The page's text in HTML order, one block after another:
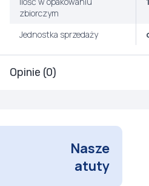
Opinie (0)
zbiorczym
Jednostka sprzedaży
Nasze
atuty